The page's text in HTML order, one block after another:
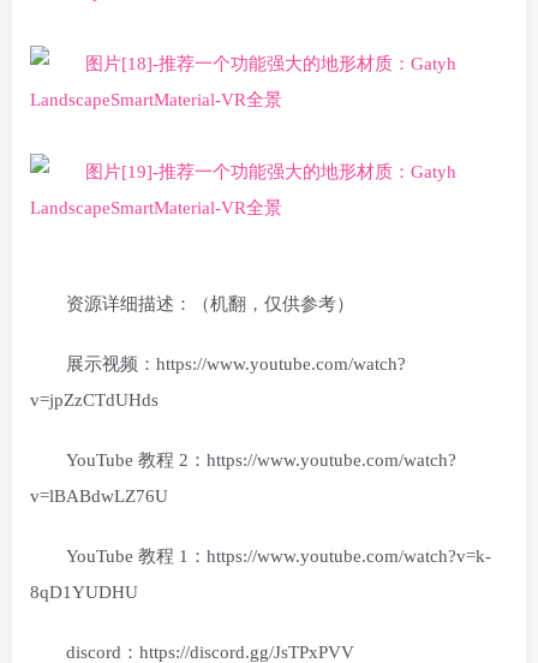
资源详细描述：（机翻，仅供参考）
展示视频：https://www.youtube.com/watch?
v=jpZzCTdUHds
YouTube 教程 2：https://www.youtube.com/watch?
v=lBABdwLZ76U
YouTube 教程 1：https://www.youtube.com/watch?v=k-
8qD1YUDHU
discord：https://discord.gg/JsTPxPVV